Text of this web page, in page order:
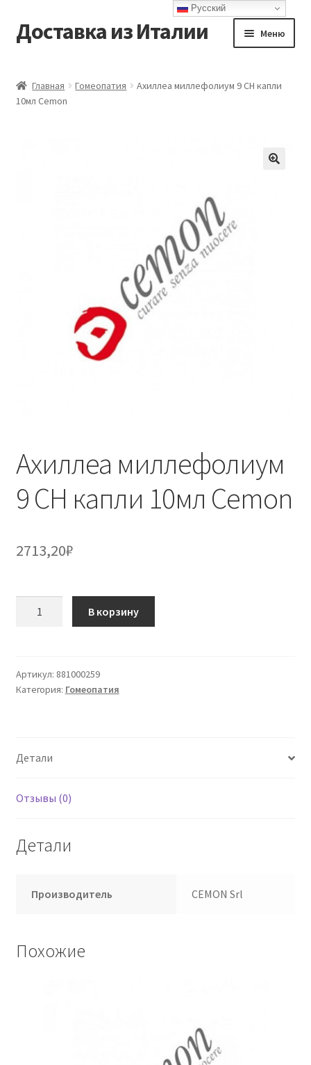
Перейти
к
Перейти
к
Доставка из Италии Меню
Доставка
Главная Гомеопатия
Ахиллеа миллефолиум 9 CH капли
10мл Cemon
Ахиллеа миллефолиум
9 CH капли 10мл Cemon
2713,20₽
9
CH
В корзину
Артикул: 881000259
Категория: Гомеопатия
Детали
Отзывы (0)
Детали
Производитель CEMON Srl
Похожие
Русский